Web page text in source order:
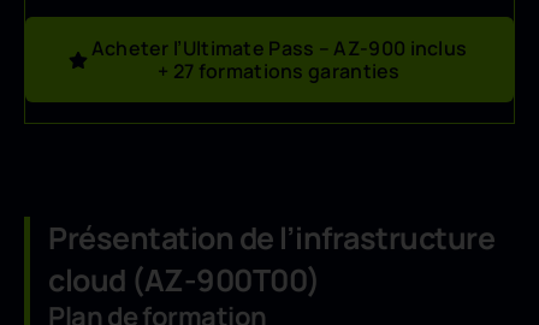
Acheter l’Ultimate Pass – AZ-900 inclus
+ 27 formations garanties
Présentation de l’infrastructure
cloud (AZ-900T00)
Plan de formation